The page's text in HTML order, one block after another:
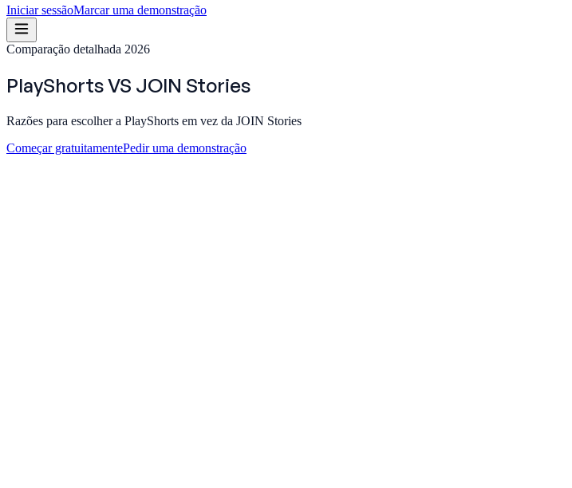
Iniciar sessãoMarcar uma demonstração
Comparação detalhada 2026
PlayShortsVS JOIN Stories
Razões para escolher a PlayShorts em vez da JOIN Stories
Começar gratuitamentePedir uma demonstração